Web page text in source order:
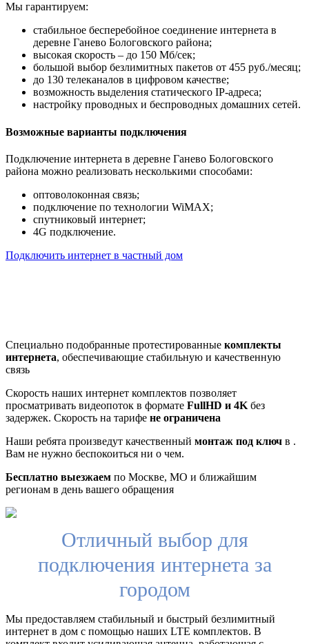
Мы гарантируем:
стабильное бесперебойное соединение интернета в
деревне Ганево Бологовского района;
высокая скорость – до 150 Мб/сек;
большой выбор безлимитных пакетов от 455 руб./месяц;
до 130 телеканалов в цифровом качестве;
возможность выделения статического IP-адреса;
настройку проводных и беспроводных домашних сетей.
Возможные варианты подключения
Подключение интернета в деревне Ганево Бологовского
района можно реализовать несколькими способами:
оптоволоконная связь;
подключение по технологии WiMAX;
спутниковый интернет;
4G подключение.
Подключить интернет в частный дом
Специально подобранные протестированные комплекты
интернета, обеспечивающие стабильную и качественную
связь
Скорость наших интернет комплектов позволяет
просматривать видеопоток в формате FullHD и 4K без
задержек. Скорость на тарифе не ограничена
Наши ребята произведут качественный монтаж под ключ в .
Вам не нужно беспокоиться ни о чем.
Бесплатно выезжаем по Москве, МО и ближайшим
регионам в день вашего обращения
Отличный выбор для
подключения интернета за
городом
Мы предоставляем стабильный и быстрый безлимитный
интернет в дом с помощью наших LTE комплектов. В